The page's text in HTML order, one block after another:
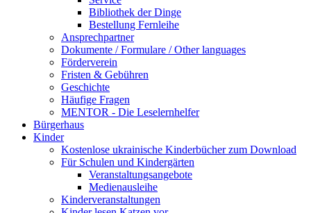
Bibliothek der Dinge
Bestellung Fernleihe
Ansprechpartner
Dokumente / Formulare / Other languages
Förderverein
Fristen & Gebühren
Geschichte
Häufige Fragen
MENTOR - Die Leselernhelfer
Bürgerhaus
Kinder
Kostenlose ukrainische Kinderbücher zum Download
Für Schulen und Kindergärten
Veranstaltungsangebote
Medienausleihe
Kinderveranstaltungen